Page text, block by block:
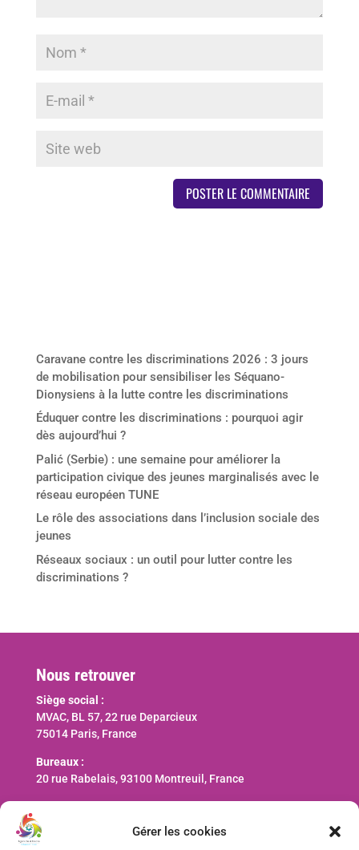
Gérer les cookies
Caravane contre les discriminations 2026 : 3 jours
de mobilisation pour sensibiliser les Séquano-
Dionysiens à la lutte contre les discriminations
Éduquer contre les discriminations : pourquoi agir
dès aujourd’hui ?
Palić (Serbie) : une semaine pour améliorer la
participation civique des jeunes marginalisés avec le
réseau européen TUNE
Le rôle des associations dans l’inclusion sociale des
jeunes
Réseaux sociaux : un outil pour lutter contre les
discriminations ?
Nous retrouver
Siège social :
MVAC, BL 57, 22 rue Deparcieux
75014 Paris, France
Bureaux :
20 rue Rabelais, 93100 Montreuil, France
Nous contacter